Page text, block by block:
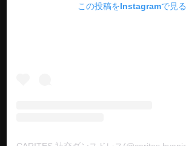
この投稿をInstagramで見る